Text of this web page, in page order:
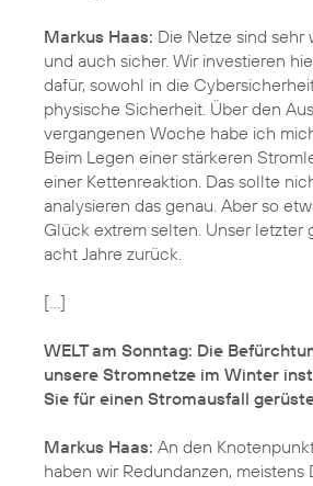
Markus Haas: Die Netze sind sehr
und auch sicher. Wir investieren
dafür, sowohl in die
physische Sicherheit. Über den
vergangenen Woche habe ich
Beim Legen einer stärkeren
einer Kettenreaktion. Das sollte
analysieren das genau. Aber so
Glück extrem selten. Unser letzter
acht Jahre zurück.
[...]
WELT am Sonntag: Die
unsere Stromnetze im Winter
Sie für einen Stromausfall
Markus Haas: An den
haben wir Redundanzen, meistens